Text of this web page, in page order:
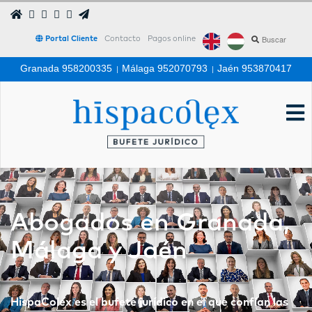
Portal Cliente Contacto Pagos online
Granada 958200335 | Málaga 952070793 | Jaén 953870417
Abogados en Granada,
Málaga y Jaén
HispaColex es el bufete jurídico en el que confían las